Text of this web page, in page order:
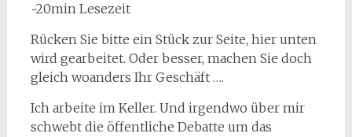
~20min Lesezeit
Rücken Sie bitte ein Stück zur Seite, hier unten
wird gearbeitet. Oder besser, machen Sie doch
gleich woanders Ihr Geschäft ….
Ich arbeite im Keller. Und irgendwo über mir
schwebt die öffentliche Debatte um das